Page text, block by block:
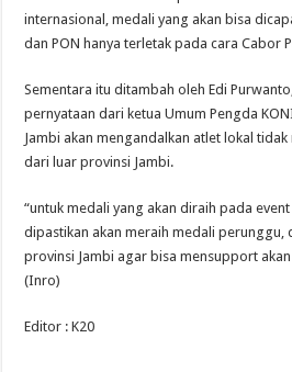
internasional, medali yang akan bisa
dan PON hanya terletak pada cara Cabor
Sementara itu ditambah oleh Edi
pernyataan dari ketua Umum Pengda
Jambi akan mengandalkan atlet lokal
dari luar provinsi Jambi.
“untuk medali yang akan diraih pada
dipastikan akan meraih medali perunggu,
provinsi Jambi agar bisa mensupport
(Inro)
Editor : K20